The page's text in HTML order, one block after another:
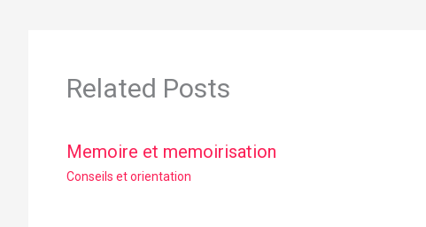
Related Posts
Memoire et memoirisation
Conseils et orientation